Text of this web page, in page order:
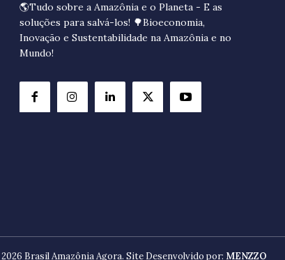
🌎Tudo sobre a Amazônia e o Planeta - E as
soluções para salvá-los! 🌳Bioeconomia,
Inovação e Sustentabilidade na Amazônia e no
Mundo!
Brasil Amazônia Agora. Site Desenvolvido por: MENZZO